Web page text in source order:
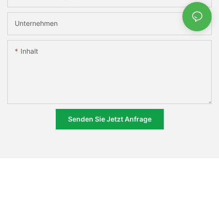
Unternehmen
Inhalt
Senden Sie Jetzt Anfrage